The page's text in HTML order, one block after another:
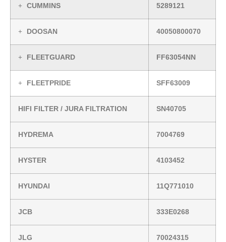
CUMMINS 5289121
DOOSAN 40050800070
FLEETGUARD FF63054NN
FLEETPRIDE SFF63009
HIFI FILTER / JURA FILTRATION SN40705
HYDREMA 7004769
HYSTER 4103452
HYUNDAI 11Q771010
JCB 333E0268
JLG 70024315